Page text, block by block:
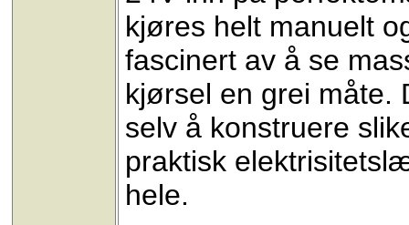
kjøres helt manuelt
fascinert av å se
kjørsel en grei måte.
selv å konstruere
praktisk
hele.